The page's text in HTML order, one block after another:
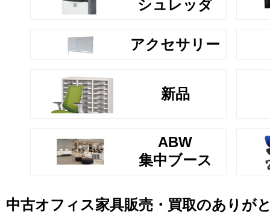
シュレッダ
アクセサリー
新品
ABW
集中ブース
中古オフィス家具販売・買取のありが